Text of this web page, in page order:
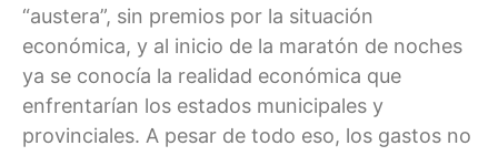
“austera”, sin premios por la situación
económica, y al inicio de la maratón de noches
ya se conocía la realidad económica que
enfrentarían los estados municipales y
provinciales. A pesar de todo eso, los gastos no